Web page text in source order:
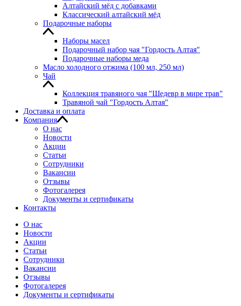
Алтайский мёд с добавками
Классический алтайский мёд
Подарочные наборы
Наборы масел
Подарочный набор чая "Гордость Алтая"
Подарочные наборы меда
Масло холодного отжима (100 мл, 250 мл)
Чай
Коллекция травяного чая "Шедевр в мире трав"
Травяной чай "Гордость Алтая"
Доставка и оплата
Компания
О нас
Новости
Акции
Статьи
Сотрудники
Вакансии
Отзывы
Фотогалерея
Документы и сертификаты
Контакты
О нас
Новости
Акции
Статьи
Сотрудники
Вакансии
Отзывы
Фотогалерея
Документы и сертификаты